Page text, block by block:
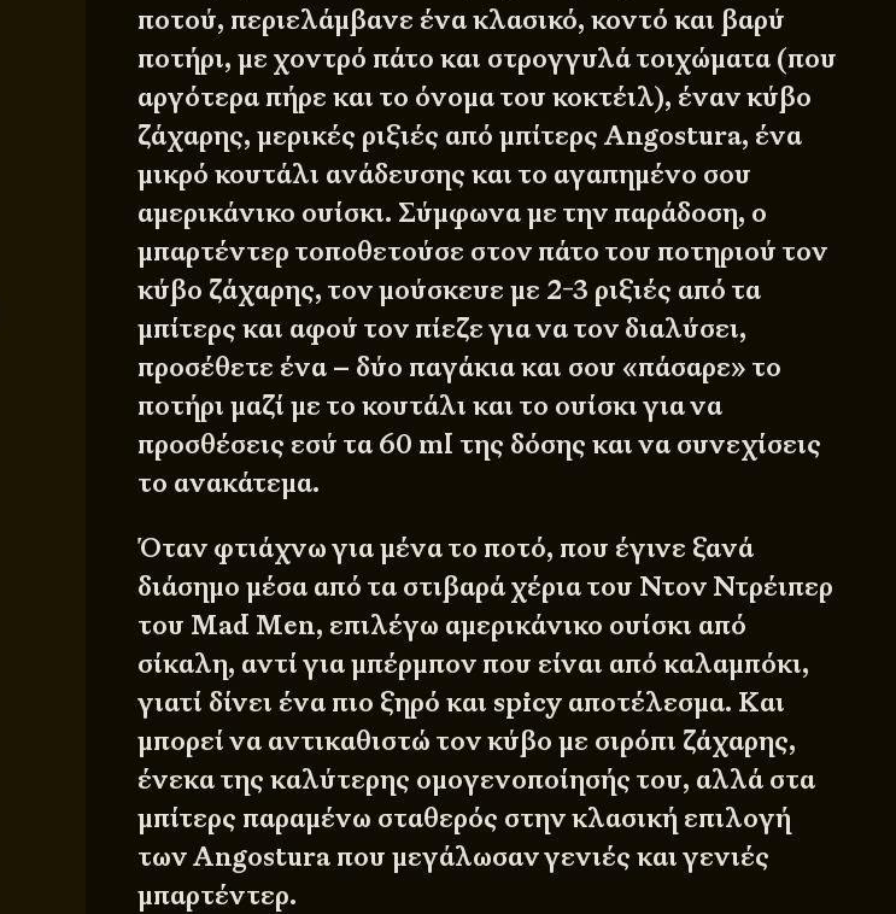
ποτού, περιελάμβανε ένα κλασικό, κοντό και βαρύ
ποτήρι, με χοντρό πάτο και στρογγυλά τοιχώματα (που
αργότερα πήρε και το όνομα του κοκτέιλ), έναν κύβο
ζάχαρης, μερικές ριξιές από μπίτερς Angostura, ένα
μικρό κουτάλι ανάδευσης και το αγαπημένο σου
αμερικάνικο ουίσκι. Σύμφωνα με την παράδοση, ο
μπαρτέντερ τοποθετούσε στον πάτο του ποτηριού τον
κύβο ζάχαρης, τον μούσκευε με 2-3 ριξιές από τα
μπίτερς και αφού τον πίεζε για να τον διαλύσει,
προσέθετε ένα – δύο παγάκια και σου «πάσαρε» το
ποτήρι μαζί με το κουτάλι και το ουίσκι για να
προσθέσεις εσύ τα 60 ml της δόσης και να συνεχίσεις
το ανακάτεμα.
Όταν φτιάχνω για μένα το ποτό, που έγινε ξανά
διάσημο μέσα από τα στιβαρά χέρια του Ντον Ντρέιπερ
του Mad Men, επιλέγω αμερικάνικο ουίσκι από
σίκαλη, αντί για μπέρμπον που είναι από καλαμπόκι,
γιατί δίνει ένα πιο ξηρό και spicy αποτέλεσμα. Και
μπορεί να αντικαθιστώ τον κύβο με σιρόπι ζάχαρης,
ένεκα της καλύτερης ομογενοποίησής του, αλλά στα
μπίτερς παραμένω σταθερός στην κλασική επιλογή
των Angostura που μεγάλωσαν γενιές και γενιές
μπαρτέντερ.